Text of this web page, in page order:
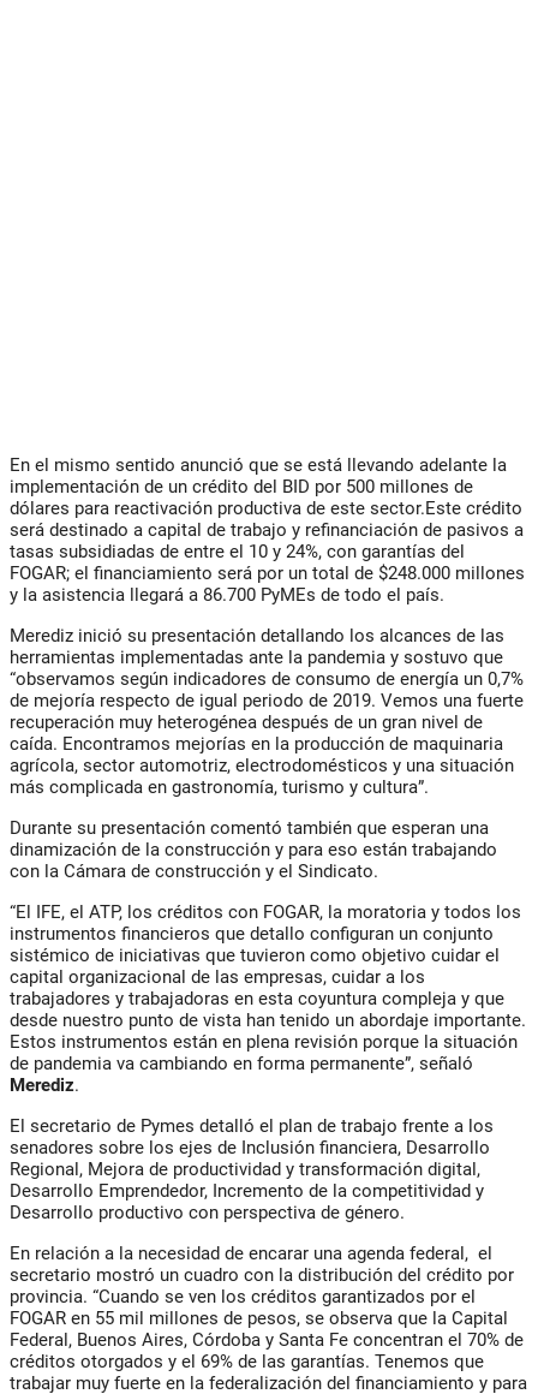
En el mismo sentido anunció que se está llevando adelante la
implementación de un crédito del BID por 500 millones de
dólares para reactivación productiva de este sector.Este crédito
será destinado a capital de trabajo y refinanciación de pasivos a
tasas subsidiadas de entre el 10 y 24%, con garantías del
FOGAR; el financiamiento será por un total de $248.000 millones
y la asistencia llegará a 86.700 PyMEs de todo el país.
Merediz inició su presentación detallando los alcances de las
herramientas implementadas ante la pandemia y sostuvo que
“observamos según indicadores de consumo de energía un 0,7%
de mejoría respecto de igual periodo de 2019. Vemos una fuerte
recuperación muy heterogénea después de un gran nivel de
caída. Encontramos mejorías en la producción de maquinaria
agrícola, sector automotriz, electrodomésticos y una situación
más complicada en gastronomía, turismo y cultura”.
Durante su presentación comentó también que esperan una
dinamización de la construcción y para eso están trabajando
con la Cámara de construcción y el Sindicato.
“El IFE, el ATP, los créditos con FOGAR, la moratoria y todos los
instrumentos financieros que detallo configuran un conjunto
sistémico de iniciativas que tuvieron como objetivo cuidar el
capital organizacional de las empresas, cuidar a los
trabajadores y trabajadoras en esta coyuntura compleja y que
desde nuestro punto de vista han tenido un abordaje importante.
Estos instrumentos están en plena revisión porque la situación
de pandemia va cambiando en forma permanente”, señaló
Merediz.
El secretario de Pymes detalló el plan de trabajo frente a los
senadores sobre los ejes de Inclusión financiera, Desarrollo
Regional, Mejora de productividad y transformación digital,
Desarrollo Emprendedor, Incremento de la competitividad y
Desarrollo productivo con perspectiva de género.
En relación a la necesidad de encarar una agenda federal, el
secretario mostró un cuadro con la distribución del crédito por
provincia. “Cuando se ven los créditos garantizados por el
FOGAR en 55 mil millones de pesos, se observa que la Capital
Federal, Buenos Aires, Córdoba y Santa Fe concentran el 70% de
créditos otorgados y el 69% de las garantías. Tenemos que
trabajar muy fuerte en la federalización del financiamiento y para